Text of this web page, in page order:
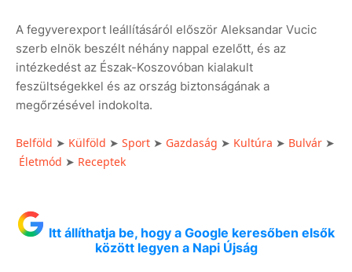
A fegyverexport leállításáról először Aleksandar Vucic
szerb elnök beszélt néhány nappal ezelőtt, és az
intézkedést az Észak-Koszovóban kialakult
feszültségekkel és az ország biztonságának a
megőrzésével indokolta.
Belföld ➤ Külföld ➤ Sport ➤ Gazdaság ➤ Kultúra ➤ Bulvár ➤
Életmód ➤ Receptek
Itt állíthatja be, hogy a Google keresőben elsők
között legyen a Napi Újság